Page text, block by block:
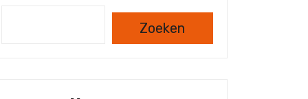
Zoeken